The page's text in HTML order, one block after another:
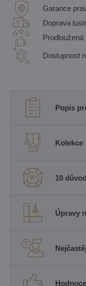
Garance
Doprava
Dostupnost
Popis
Kolekce
10
Úpravy